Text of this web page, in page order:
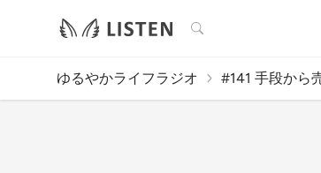
検索
ゆるやかライフラジオ #141 手段から